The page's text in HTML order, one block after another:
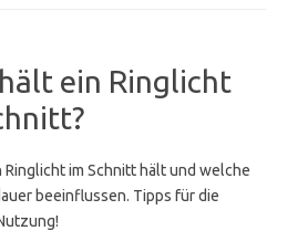
ein Ringlicht
Ringlicht im Schnitt hält und welche
beeinflussen. Tipps für die